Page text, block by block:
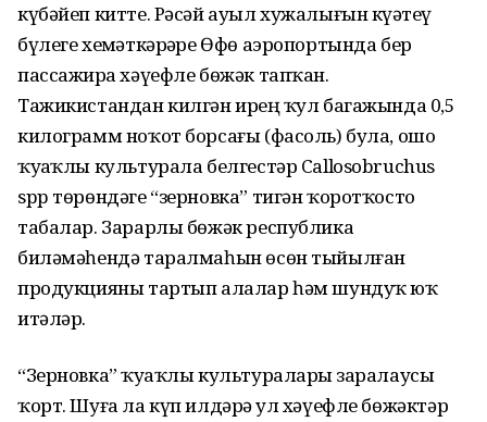
күбәйеп китте. Рәсәй ауыл хужалығын күҙәтеү
бүлеге хеҙмәткәрҙәре Өфө аэропортында бер
пассажирҙа хәүефле бөжәк тапҡан.
Тажикистандан килгән ирҙең ҡул багажында 0,5
килограмм ноҡот борсағы (фасоль) була, ошо
ҡуҙаҡлы культурала белгестәр Callosobruchus
spp төрөндәге “зерновка” тигән ҡоротҡосто
табалар. Зарарлы бөжәк республика
биләмәһендә таралмаһын өсөн тыйылған
продукцияны тартып алалар һәм шундуҡ юҡ
итәләр.
“Зерновка” ҡуҙаҡлы культураларҙы заралаусы
ҡорт. Шуға ла күп илдәрҙә ул хәүефле бөжәктәр